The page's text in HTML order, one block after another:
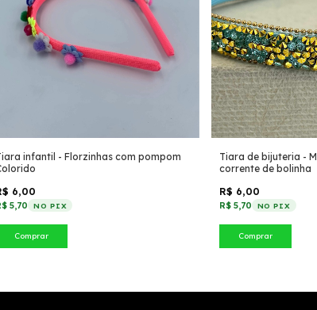
infantil - Florzinhas com pompom
6,00
5,70 NO PIX
Comprar
Tiara de bijuteria -
corrente de bolinha
R$ 6,00
R$ 5,70 NO PIX
Comprar